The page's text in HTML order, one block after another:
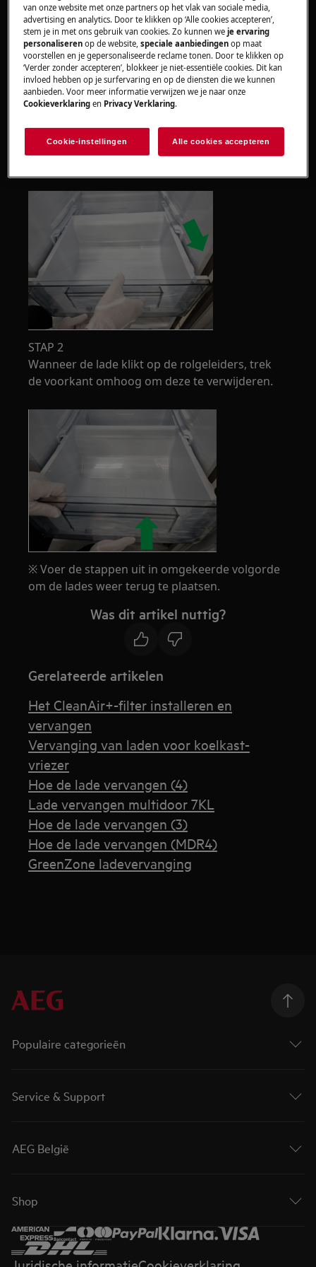
Gebruik altijd veiligheidshandschoenen en gesloten
schoeisel.
Houd er rekening mee dat zelfreparatie of niet-
professionele reparatie gevolgen kan hebben voor
de veiligheid als deze niet correct wordt uitgevoerd
STAP 1
STAP 2
Wanneer de lade klikt op de rolgeleiders, trek
de voorkant omhoog om deze te verwijderen.
※ Voer de stappen uit in omgekeerde volgorde
om de lades weer terug te plaatsen.
Was dit artikel nuttig?
Gerelateerde artikelen
Het CleanAir+-filter installeren en
vervangen
Vervanging van laden voor koelkast-
vriezer
Hoe de lade vervangen (4)
Lade vervangen multidoor 7KL
Hoe de lade vervangen (3)
Hoe de lade vervangen (MDR4)
GreenZone ladevervanging
Populaire categorieën
Service & Support
AEG België
Shop
van onze website met onze partners op het vlak van sociale media,
advertising en analytics. Door te klikken op ‘Alle cookies accepteren’,
stem je in met ons gebruik van cookies. Zo kunnen weje ervaring
personaliseren op de website,speciale aanbiedingen op maat
voorstellen en je gepersonaliseerde reclame tonen. Door te klikken op
‘Verder zonder accepteren’, blokkeer je niet-essentiële cookies. Dit kan
invloed hebben op je surfervaring en op de diensten die we kunnen
aanbieden. Voor meer informatie verwijzen we je naar onze
Cookieverklaring en Privacy Verklaring.
Cookie-instellingen Alle cookies accepteren